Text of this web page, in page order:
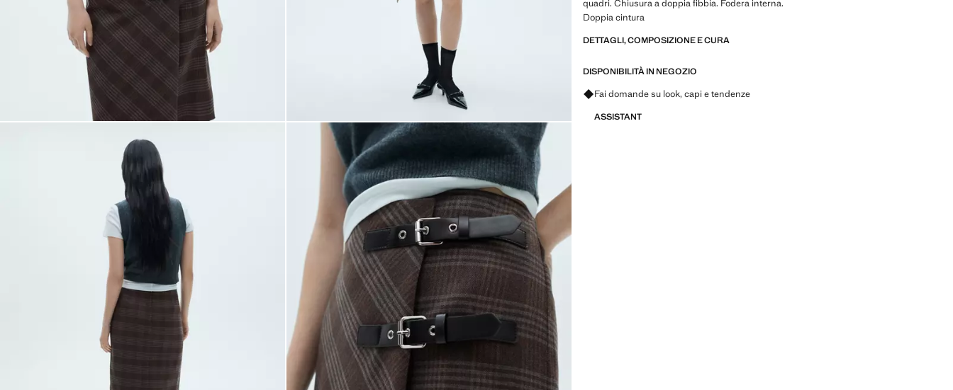
quadri. Chiusura a doppia fibbia. Fodera interna.
Doppia cintura
DETTAGLI, COMPOSIZIONE E CURA
DISPONIBILITÀ IN NEGOZIO
Fai domande su look, capi e tendenze
ASSISTANT